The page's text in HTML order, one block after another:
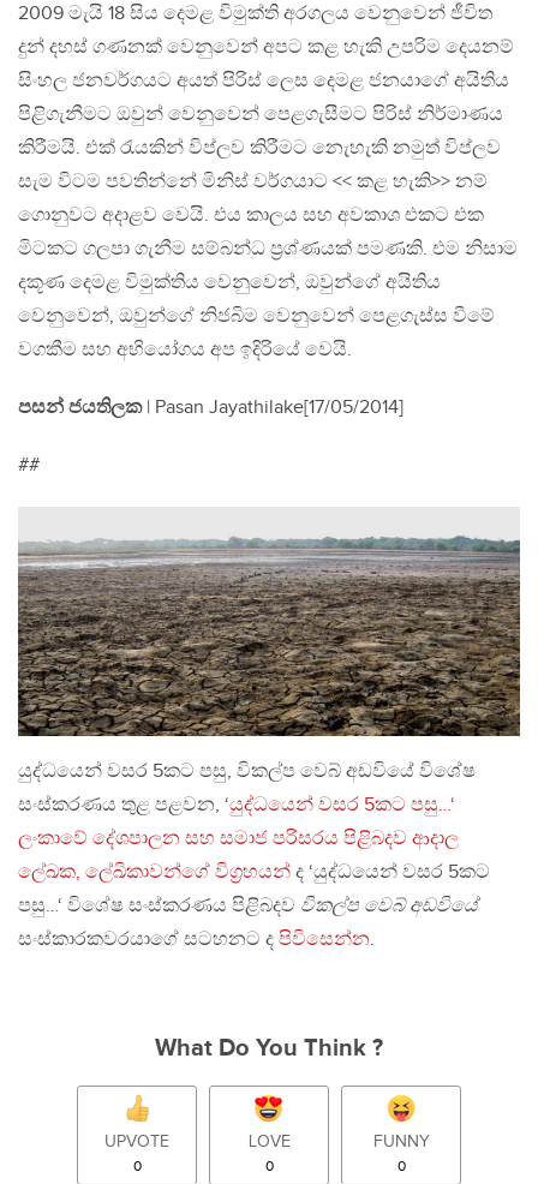
2009 මැයි 18 සිය දෙමළ විමුක්ති අරගලය වෙනුවෙන් ජීවිත
දුන් දහස් ගණනක් වෙනුවෙන් අපට කළ හැකි උපරිම දෙයනම්
සිංහල ජනවර්ගයට අයත් පිරිස් ලෙස දෙමළ ජනයාගේ අයිතිය
පිළිගැනීමට ඔවුන් වෙනුවෙන් පෙළගැසීමට පිරිස් නිර්මාණය
කිරීමයි. එක් රැයකින් විප්ලව කිරීමට නෙැහැකි නමුත් විප්ලව
සැම විටම පවතින්නේ මිනිස් වර්ගයාට << කළ හැකි>> නම්
ගොනුවට අදාළව වෙයි. එය කාලය සහ අවකාශ එකට එක
මිටකට ගලපා ගැනීම සම්බන්ධ ප්‍රශ්ණයක් පමණකි. එම නිසාම
දකූණ දෙමළ විමුක්තිය වෙනුවෙන්, ඔවුන්ගේ අයිතිය
වෙනුවෙන්, ඔවුන්ගේ නිජබිම වෙනුවෙන් පෙළගැස්ස වීමේ
වගකීම සහ අභියෝගය අප ඉදිරියේ වෙයි.
පසන් ජයතිලක‍| Pasan Jayathilake[17/05/2014]
##
යුද්ධයෙන් වසර 5කට පසු, විකල්ප වෙබ් අඩවියේ විශේෂ
සංස්කරණය තුළ පළවන, ‘යුද්ධයෙන් වසර 5කට පසු…‘
ලංකාවේ දේශපාලන සහ සමාජ පරිසරය පිළිබදව ආදාල
ලේඛක, ලේඛිකාවන්ගේ විග්‍රහයන් ද ‘යුද්ධයෙන් වසර 5කට
පසු…‘ විශේෂ සංස්කරණය පිළිබදව විකල්ප වෙබ් අඩවියේ
සංස්කාරකවරයාගේ සටහනට ද පිවිසෙන්න.
What Do You Think ?
UPVOTE
0
LOVE
0
FUNNY
0